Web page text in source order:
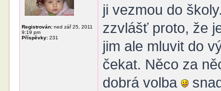
Registrován: ned zář 25, 2011
9:19 pm
Příspěvky: 231
ji vezmou do
zzvlášť proto, že
jim ale mluvit do
čekat. Něco za
dobrá volba